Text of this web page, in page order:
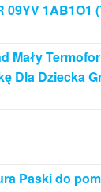
09YV 1AB1O1
Mały
Dla Dziecka
Paski do